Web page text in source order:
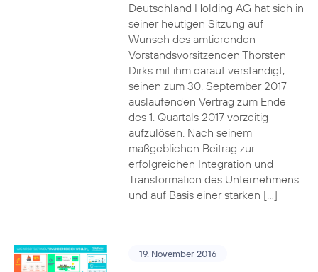
Deutschland Holding AG hat sich in
seiner heutigen Sitzung auf
Wunsch des amtierenden
Vorstandsvorsitzenden Thorsten
Dirks mit ihm darauf verständigt,
seinen zum 30. September 2017
auslaufenden Vertrag zum Ende
des 1. Quartals 2017 vorzeitig
aufzulösen. Nach seinem
maßgeblichen Beitrag zur
erfolgreichen Integration und
Transformation des Unternehmens
und auf Basis einer starken […]
19. November 2016